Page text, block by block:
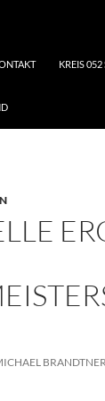
KREIS
BRANDTNER